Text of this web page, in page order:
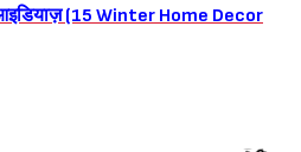
(15 Winter Home Decor